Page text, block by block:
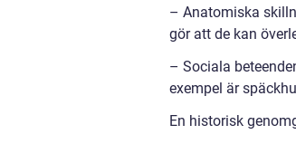
– Anatomiska
gör att de kan
– Sociala
exempel är
En historisk